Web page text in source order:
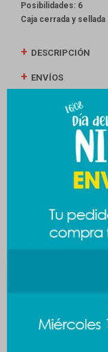
Posibilidades: 6
Caja cerrada y
DESCRIPCIÓN
ENVÍOS
CAMBIOS Y
MEDIOS DE PAGO